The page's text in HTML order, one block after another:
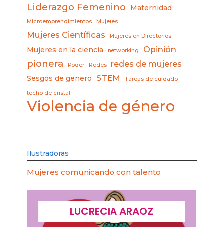
Liderazgo Femenino Maternidad
Microemprendimientos Mujeres
Mujeres Científicas Mujeres en Directorios
Mujeres en la ciencia networking Opinión
pionera Poder Redes redes de mujeres
Sesgos de género STEM Tareas de cuidado
techo de cristal
Violencia de género
Ilustradoras
Mujeres comunicando con talento
LUCRECIA ARAOZ